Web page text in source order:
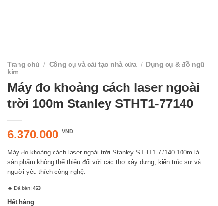
Trang chủ / Công cụ và cải tạo nhà cửa /
Dụng cụ & đồ ngũ
kim
Máy đo khoảng cách laser ngoài
trời 100m Stanley STHT1-77140
6.370.000 VND
Máy đo khoảng cách laser ngoài trời Stanley STHT1-77140 100m là
sản phẩm không thể thiếu đối với các thợ xây dựng, kiến trúc sư và
người yêu thích công nghệ.
🔥 Đã bán: 463
Hết hàng